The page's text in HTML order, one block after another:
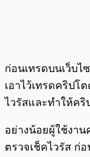
ก่อนเทรดบนเว็บไ
เอาไว้เทรดคริปโ
ไวรัสและทำให้คริ
อย่างน้อยผู้ใช้งาน
ตรวจเช็คไวรัส ก่